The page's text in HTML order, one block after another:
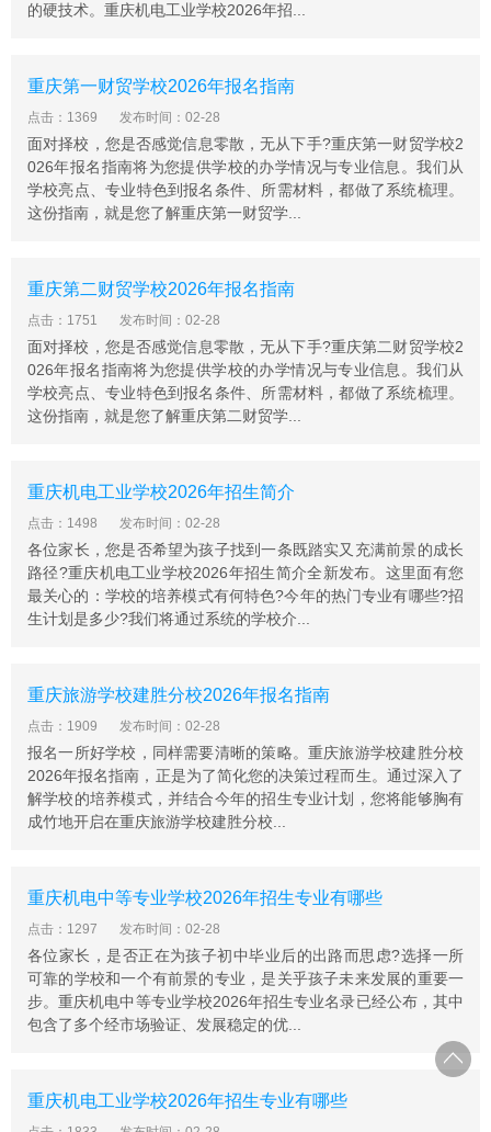
材料准备
成绩要求：需达到学校规定的最低分数标准。
面试要求
部分专业需通过面试，具体安排以学校通知为准
注意事项
身体条件：听力正常、无色盲色弱，矫正视力镜片度数不
上。
的硬技术。重庆机电工业学校2026年招...
重庆第一财贸学校2026年报名指南
点击：1369 发布时间：02-28
面对择校，您是否感觉信息零散，无从下手?重庆第一财贸学校2
026年报名指南将为您提供学校的办学情况与专业信息。我们从
学校亮点、专业特色到报名条件、所需材料，都做了系统梳理。
这份指南，就是您了解重庆第一财贸学...
重庆第二财贸学校2026年报名指南
点击：1751 发布时间：02-28
面对择校，您是否感觉信息零散，无从下手?重庆第二财贸学校2
026年报名指南将为您提供学校的办学情况与专业信息。我们从
学校亮点、专业特色到报名条件、所需材料，都做了系统梳理。
这份指南，就是您了解重庆第二财贸学...
重庆机电工业学校2026年招生简介
点击：1498 发布时间：02-28
各位家长，您是否希望为孩子找到一条既踏实又充满前景的成长
路径?重庆机电工业学校2026年招生简介全新发布。这里面有您
最关心的：学校的培养模式有何特色?今年的热门专业有哪些?招
生计划是多少?我们将通过系统的学校介...
重庆旅游学校建胜分校2026年报名指南
点击：1909 发布时间：02-28
报名一所好学校，同样需要清晰的策略。重庆旅游学校建胜分校
2026年报名指南，正是为了简化您的决策过程而生。通过深入了
解学校的培养模式，并结合今年的招生专业计划，您将能够胸有
成竹地开启在重庆旅游学校建胜分校...
重庆机电中等专业学校2026年招生专业有哪些
点击：1297 发布时间：02-28
各位家长，是否正在为孩子初中毕业后的出路而思虑?选择一所
可靠的学校和一个有前景的专业，是关乎孩子未来发展的重要一
步。重庆机电中等专业学校2026年招生专业名录已经公布，其中
包含了多个经市场验证、发展稳定的优...
重庆机电工业学校2026年招生专业有哪些